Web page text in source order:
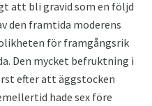
att bli gravid som en följd
den framtida moderens
för framgångsrik
Den mycket befruktning i
efter att äggstocken
hade sex före